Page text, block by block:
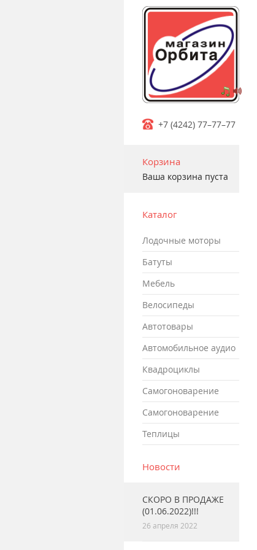
m
+7 (4242) 77–77–77
Корзина
Ваша корзина пуста
Каталог
лодочные моторы
батуты
мебель
велосипеды
автотовары
автомобильное аудио
квадроциклы
самогоноварение
самогоноварение
теплицы
Новости
СКОРО В ПРОДАЖЕ
(01.06.2022)!!!
26 апреля 2022